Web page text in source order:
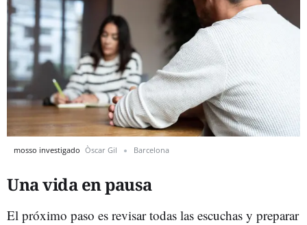
mosso investigado Òscar Gil Barcelona
Una vida en pausa
El próximo paso es revisar todas las escuchas y preparar